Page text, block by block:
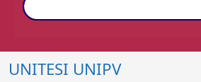
UNITESI UNIPV